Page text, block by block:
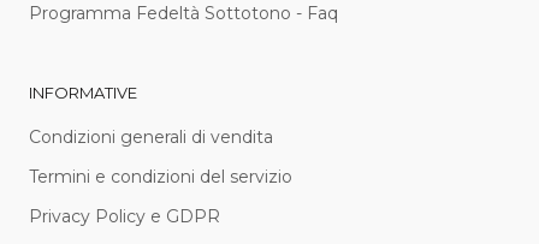
Programma Fedeltà Sottotono - Faq
INFORMATIVE
Condizioni generali di vendita
Termini e condizioni del servizio
Privacy Policy e GDPR